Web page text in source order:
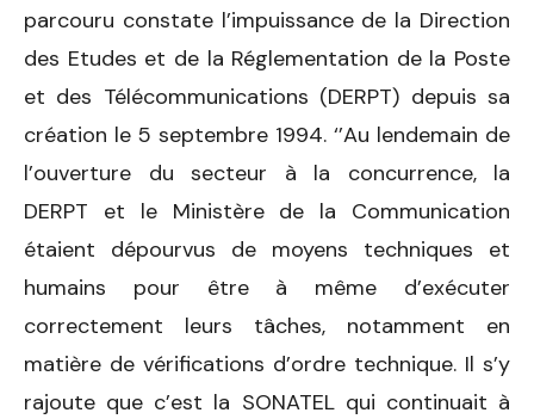
parcouru constate l’impuissance de la Direction
des Etudes et de la Réglementation de la Poste
et des Télécommunications (DERPT) depuis sa
création le 5 septembre 1994. ‘’Au lendemain de
l’ouverture du secteur à la concurrence, la
DERPT et le Ministère de la Communication
étaient dépourvus de moyens techniques et
humains pour être à même d’exécuter
correctement leurs tâches, notamment en
matière de vérifications d’ordre technique. Il s’y
rajoute que c’est la SONATEL qui continuait à